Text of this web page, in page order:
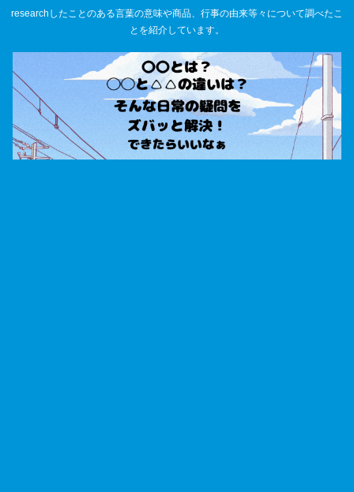
researchしたことのある言葉の意味や商品、行事の由来等々について調べたこ
とを紹介しています。